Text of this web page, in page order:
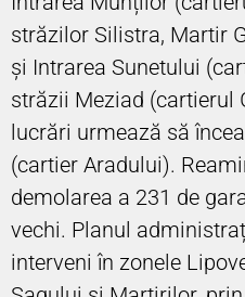
străzilor Silistra, Martir
și Intrarea Sunetului
străzii Meziad (cartierul
lucrări urmează să
(cartier Aradului).
demolarea a 231 de
vechi. Planul
interveni în zonele